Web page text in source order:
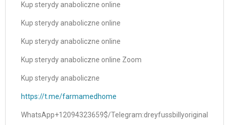
Kup sterydy anaboliczne online
Kup sterydy anaboliczne online
Kup sterydy anaboliczne online
Kup sterydy anaboliczne online Zoom
Kup sterydy anaboliczne
https://t.me/farmamedhome
WhatsApp+12094323659$/Telegram:dreyfussbillyoriginal